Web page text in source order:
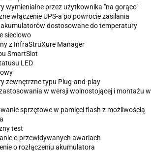
wymienialne przez użytkownika "na gorąco"
włączenie UPS-a po powrocie zasilania
dostosowane do temperatury
sieciowo
z InfraStruXure Manager
SmartSlot
LED
zewnętrzne typu Plug-and-play
w wersji wolnostojącej i montażu w
sprzętowe w pamięci flash z możliwością
test
o przewidywanych awariach
o rozłączeniu akumulatora